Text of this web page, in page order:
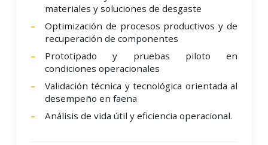
materiales y soluciones de desgaste
Optimización de procesos productivos y de
recuperación de componentes
Prototipado y pruebas piloto en
condiciones operacionales
Validación técnica y tecnológica orientada al
desempeño en faena
Análisis de vida útil y eficiencia operacional.